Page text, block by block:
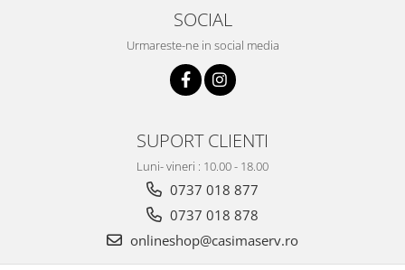
SOCIAL
Urmareste-ne in social media
SUPORT CLIENTI
Luni- vineri : 10.00 - 18.00
0737 018 877
0737 018 878
onlineshop@casimaserv.ro